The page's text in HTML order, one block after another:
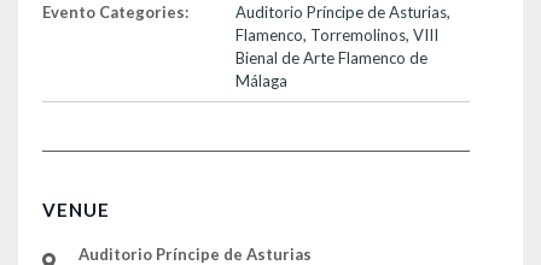
Evento Categories: Auditorio Príncipe de Asturias,
Flamenco, Torremolinos, VIII
Bienal de Arte Flamenco de
Málaga
VENUE
Auditorio Príncipe de Asturias